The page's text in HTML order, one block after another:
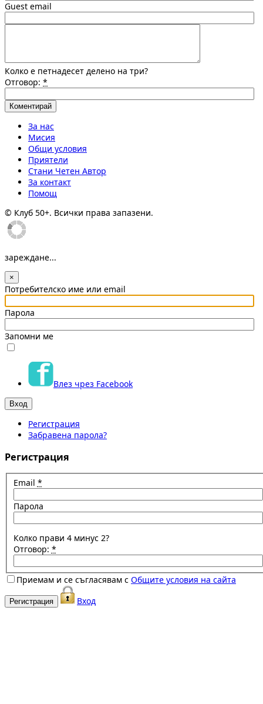
Guest email
Колко е петнадесет делено на три?
Отговор: *
За нас
Мисия
Общи условия
Приятели
Стани Четен Автор
За контакт
Помощ
© Клуб 50+. Всички права запазени.
зареждане...
×
Потребителско име или email
Парола
Запомни ме
Влез чрез Facebook
Регистрация
Забравена парола?
Регистрация
Email *
Парола
Колко прави 4 минус 2?
Отговор: *
Приемам и се съгласявам с Общите условия на сайта
Вход